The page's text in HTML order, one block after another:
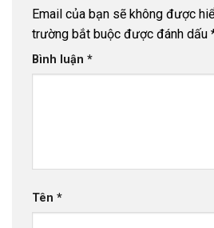
Email của bạn sẽ không được
trường bắt buộc được đánh dấu
Bình luận *
Tên *